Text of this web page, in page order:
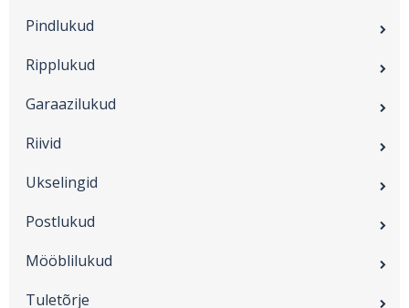
Pindlukud
Ripplukud
Garaazilukud
Riivid
Ukselingid
Postlukud
Mööblilukud
Tuletõrje